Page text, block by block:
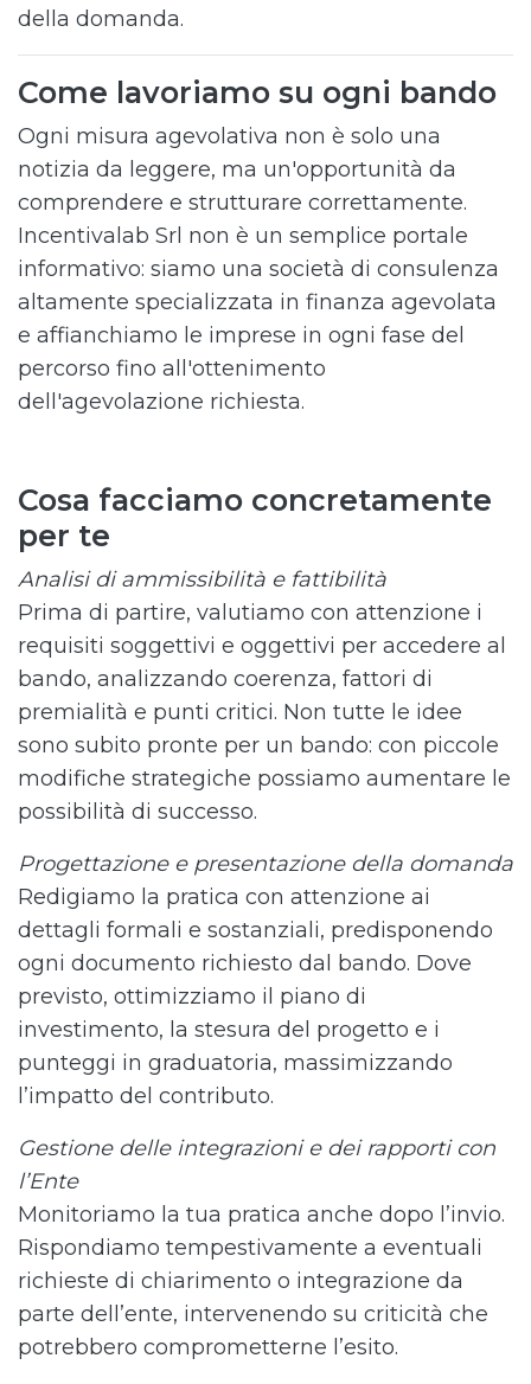
della domanda.
Come lavoriamo su ogni bando
Ogni misura agevolativa non è solo una
notizia da leggere, ma un'opportunità da
comprendere e strutturare correttamente.
Incentivalab Srl non è un semplice portale
informativo: siamo una società di consulenza
altamente specializzata in finanza agevolata
e affianchiamo le imprese in ogni fase del
percorso fino all'ottenimento
dell'agevolazione richiesta.
Cosa facciamo concretamente
per te
Analisi di ammissibilità e fattibilità
Prima di partire, valutiamo con attenzione i
requisiti soggettivi e oggettivi per accedere al
bando, analizzando coerenza, fattori di
premialità e punti critici. Non tutte le idee
sono subito pronte per un bando: con piccole
modifiche strategiche possiamo aumentare le
possibilità di successo.
Progettazione e presentazione della domanda
Redigiamo la pratica con attenzione ai
dettagli formali e sostanziali, predisponendo
ogni documento richiesto dal bando. Dove
previsto, ottimizziamo il piano di
investimento, la stesura del progetto e i
punteggi in graduatoria, massimizzando
l’impatto del contributo.
Gestione delle integrazioni e dei rapporti con
l’Ente
Monitoriamo la tua pratica anche dopo l’invio.
Rispondiamo tempestivamente a eventuali
richieste di chiarimento o integrazione da
parte dell’ente, intervenendo su criticità che
potrebbero comprometterne l’esito.